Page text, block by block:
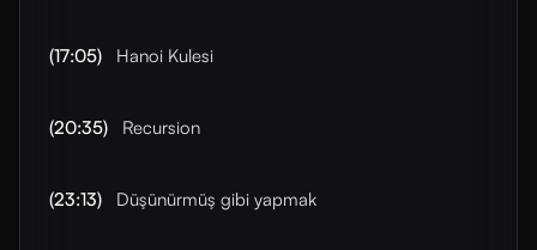
(17:05) Hanoi Kulesi
(20:35) Recursion
(23:13) Düşünürmüş gibi yapmak